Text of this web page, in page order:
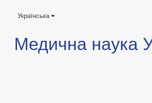
Українська
Медична наука